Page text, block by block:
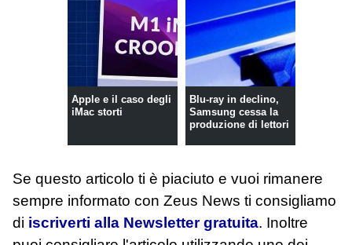
Apple e il caso degli
iMac storti
Blu-ray in declino,
Samsung cessa la
produzione di lettori
Se questo articolo ti è piaciuto e vuoi rimanere
sempre informato con Zeus News ti consigliamo
di iscriverti alla Newsletter gratuita. Inoltre